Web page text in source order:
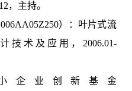
，主持。
）：叶片式流
技术及应用，2006.01-
企业创新基金